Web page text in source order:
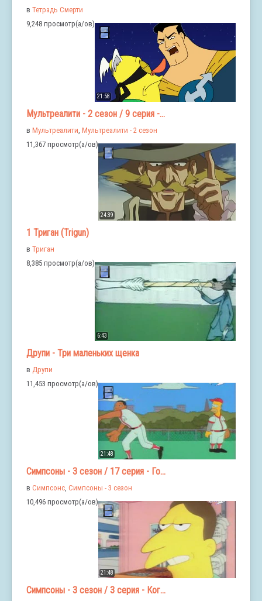
в Тетрадь Смерти
9,248 просмотр(а/ов)
21:58
Мультреалити - 2 сезон / 9 серия -...
в Мультреалити Мультреалити - 2 сезон
11,367 просмотр(а/ов)
24:39
1 Триган (Trigun)
в Триган
8,385 просмотр(а/ов)
6:43
Друпи - Три маленьких щенка
в Друпи
11,453 просмотр(а/ов)
21:48
Симпсоны - 3 сезон / 17 серия - Го...
в Симпсонс, Симпсоны - 3 сезон
10,496 просмотр(а/ов)
21:48
Симпсоны - 3 сезон / 3 серия - Ког...